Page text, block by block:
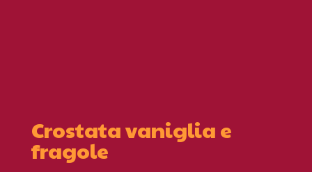
Crostata vaniglia e
fragole